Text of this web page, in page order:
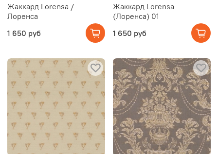
Жаккард Lorensa /
Лоренса
1 650 руб
Жаккард Lorensa
(Лоренса) 01
1 650 руб